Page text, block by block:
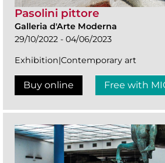
Pasolini pittore
Galleria d'Arte Moderna
29/10/2022 - 04/06/2023
Exhibition|Contemporary art
Buy online Free with